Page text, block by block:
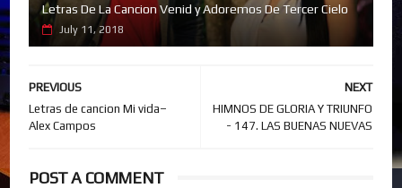
Letras De La Cancion Venid y Adoremos De Tercer Cielo
July 11, 2018
NEXT
HIMNOS DE GLORIA Y TRIUNFO
- 147. LAS BUENAS NUEVAS
PREVIOUS
Letras de cancion Mi vida–
Alex Campos
POST A COMMENT